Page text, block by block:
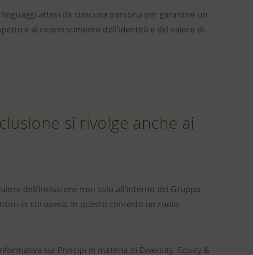
attesi da ciascuna persona per garantire un
e al riconoscimento dell’identità e del valore di
si rivolge anche ai
dell’inclusione non solo all’interno del Gruppo
in cui opera. In questo contesto un ruolo
sui Principi in materia di Diversity, Equity &